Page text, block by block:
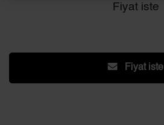
Fiyat iste
Fiyat iste